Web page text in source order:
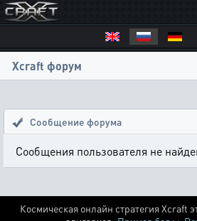
Xcraft форум
Сообщение форума
Сообщения пользователя не
Космическая онлайн стратегия Xcraft